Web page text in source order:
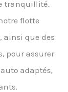
tranquillité.
flotte
ainsi que des
pour assurer
adaptés,